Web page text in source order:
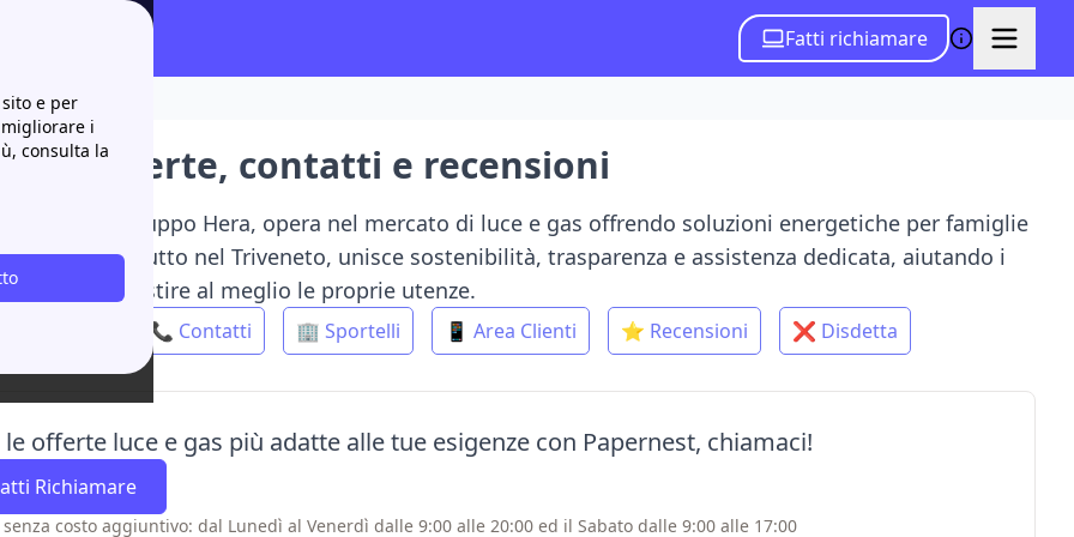
e per
i
consulta la
Fatti richiamare
offerte, contatti e recensioni
società del Gruppo Hera, opera nel mercato di luce e gas offrendo soluzioni energetiche per famiglie
soprattutto nel Triveneto, unisce sostenibilità, trasparenza e assistenza dedicata, aiutando i
e gestire al meglio le proprie utenze.
📞 Contatti 🏢 Sportelli 📱 Area Clienti ⭐ Recensioni ❌ Disdetta
offerte luce e gas più adatte alle tue esigenze con Papernest, chiamaci!
Richiamare
senza costo aggiuntivo: dal Lunedì al Venerdì dalle 9:00 alle 20:00 ed il Sabato dalle 9:00 alle 17:00